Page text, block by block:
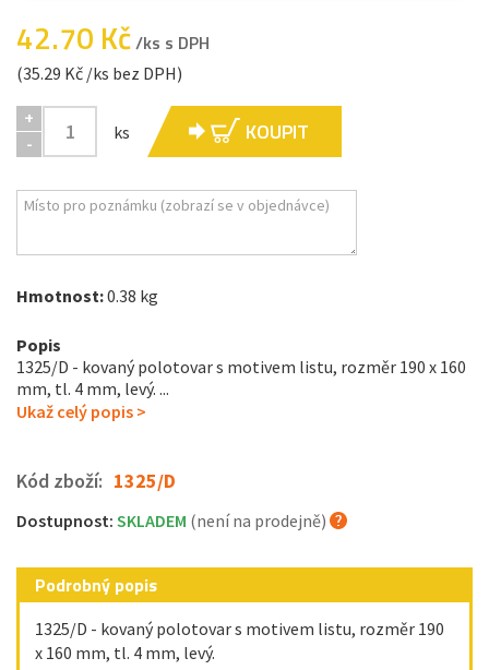
42.70 Kč/ks s DPH
(35.29 Kč /ks bez DPH)
+
-
ks KOUPIT
Hmotnost:0.38 kg
Popis
1325/D - kovaný polotovar s motivem listu, rozměr 190 x 160
mm, tl. 4 mm, levý. ...
Ukaž celý popis >
Kód zboží: 1325/D
Dostupnost: SKLADEM (není na prodejně)
Podrobný popis
1325/D - kovaný polotovar s motivem listu, rozměr 190
x 160 mm, tl. 4 mm, levý.